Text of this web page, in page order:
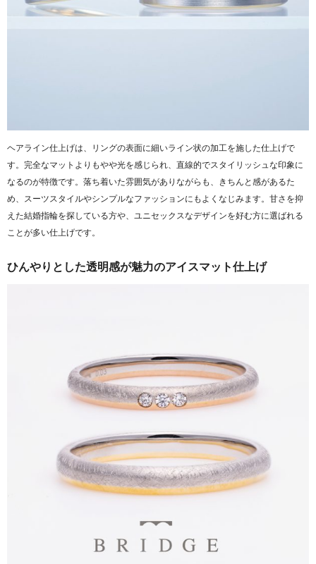
ヘアライン仕上げは、リングの表面に細いライン状の加工を施した仕上げで
す。完全なマットよりもやや光を感じられ、直線的でスタイリッシュな印象に
なるのが特徴です。落ち着いた雰囲気がありながらも、きちんと感があるた
め、スーツスタイルやシンプルなファッションにもよくなじみます。甘さを抑
えた結婚指輪を探している方や、ユニセックスなデザインを好む方に選ばれる
ことが多い仕上げです。
ひんやりとした透明感が魅力のアイスマット仕上げ